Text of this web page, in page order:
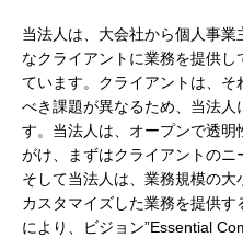
当法人は、大会社から個人事
なクライアントに業務を提供
ています。クライアントは、
べき課題が異なるため、当法人
す。当法人は、オープンで透
がけ、まずはクライアントのニ
そして当法人は、業務規模の大
カスタマイズした業務を提供
により、ビジョン”Essential